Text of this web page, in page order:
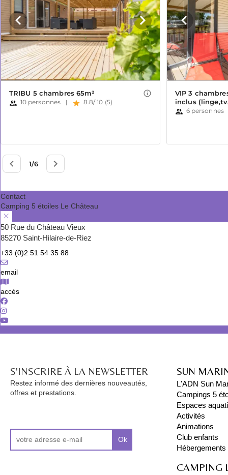
Contact
Camping 5 étoiles Le Château
50 Rue du Château Vieux
85270 Saint-Hilaire-de-Riez
+33 (0)2 51 54 35 88
email
accès
S'INSCRIRE À LA NEWSLETTER
Restez informé des dernières nouveautés,
offres et prestations.
Ok
SUN
L'ADN Sun
Campings 5
Espaces
Activités
Animations
Club enfants
Hébergements
CAMPING